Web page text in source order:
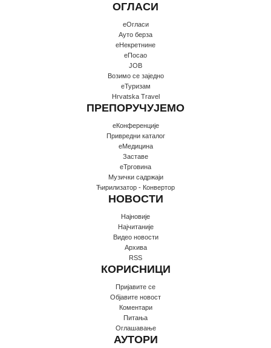
ОГЛАСИ
еОгласи
Ауто берза
еНекретнине
еПосао
JOB
Возимо се заједно
еТуризам
Hrvatska Travel
ПРЕПОРУЧУЈЕМО
еКонференције
Привредни каталог
еМедицина
Заставе
еТрговина
Музички садржаји
Ћирилизатор - Конвертор
НОВОСТИ
Најновије
Најчитаније
Видео новости
Архива
RSS
КОРИСНИЦИ
Пријавите се
Oбјавите новост
Коментари
Питања
Оглашавање
АУТОРИ